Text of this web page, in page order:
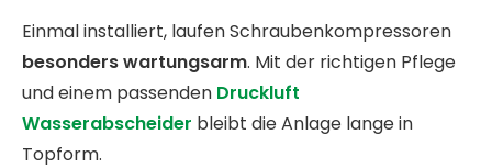
Einmal installiert, laufen Schraubenkompressoren
besonders wartungsarm. Mit der richtigen Pflege
und einem passenden Druckluft
Wasserabscheider bleibt die Anlage lange in
Topform.